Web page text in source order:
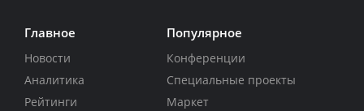
Главное
Новости
Аналитика
Рейтинги
Популярное
Конференции
Специальные проекты
Маркет